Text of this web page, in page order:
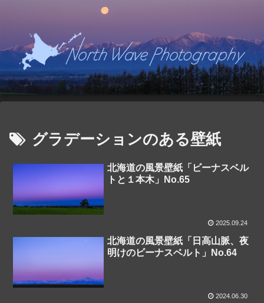
グラデーションのある壁紙
北海道の風景壁紙「ビーナスベル
トと１本木」No.65
2025.09.24
北海道の風景壁紙「日高山脈、夜
明けのビーナスベルト」No.64
2024.06.30